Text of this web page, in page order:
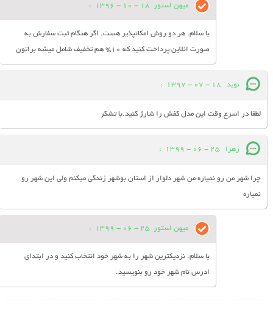
میهن استور 18 - 10 - 1396
:
با سلام. هر دو روش امکانپذیر هست. اگر هنگام ثبت سفارش به
صورت انلاین پرداخت کنید که 10% هم تخفیف شامل میشه براتون
نوید 18 - 07 - 1397
:
لطفا در اسرع وقت این مدل کفش را شارژ کنید.با تشکر
زهرا 25 - 06 - 1399
:
چرا شهر من رو نمیاره من شهر دلوار از استان بوشهر زندگی میکنم ولی این شهر رو
نمیاره
میهن استور 25 - 06 - 1399
:
با سلام. نزدیکترین شهر را به شهر خود انتخاب کنید و در ابتدای
ادرس نام شهر خود رو بنویسید.